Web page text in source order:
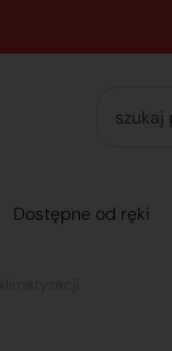
Dostępne od ręki